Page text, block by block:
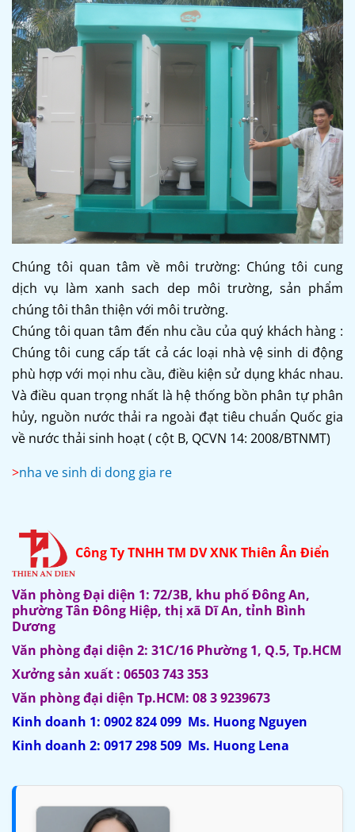
Chúng tôi quan tâm về môi trường: Chúng tôi cung
dịch vụ làm xanh sach dep môi trường, sản phẩm
chúng tôi thân thiện với môi trường.
Chúng tôi quan tâm đến nhu cầu của quý khách hàng :
Chúng tôi cung cấp tất cả các loại nhà vệ sinh di động
phù hợp với mọi nhu cầu, điều kiện sử dụng khác nhau.
Và điều quan trọng nhất là hệ thống bồn phân tự phân
hủy, nguồn nước thải ra ngoài đạt tiêu chuẩn Quốc gia
về nước thải sinh hoạt ( cột B, QCVN 14: 2008/BTNMT)
>nha ve sinh di dong gia re
Công Ty TNHH TM DV XNK Thiên Ân Điển
Văn phòng Đại diện 1: 72/3B, khu phố Đông An,
phường Tân Đông Hiệp, thị xã Dĩ An, tỉnh Bình
Dương
Văn phòng đại diện 2: 31C/16 Phường 1, Q.5, Tp.HCM
Xưởng sản xuất : 06503 743 353
Văn phòng đại diện Tp.HCM: 08 3 9239673
Kinh doanh 1: 0902 824 099 Ms. Huong Nguyen
Kinh doanh 2: 0917 298 509 Ms. Huong Lena